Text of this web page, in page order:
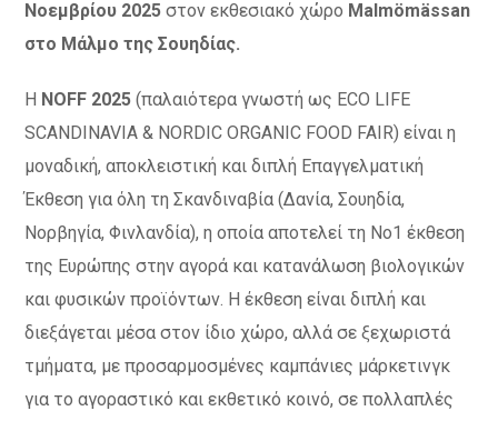
Νοεμβρίου 2025στον εκθεσιακό χώρο Malmömässan
στο Μάλμο της Σουηδίας.
Η NOFF 2025(παλαιότερα γνωστή ως ECO LIFE
SCANDINAVIA & NORDIC ORGANIC FOOD FAIR) είναι η
μοναδική, αποκλειστική και διπλή Επαγγελματική
Έκθεση για όλη τη Σκανδιναβία (Δανία, Σουηδία,
Νορβηγία, Φινλανδία), η οποία αποτελεί τη Νο1 έκθεση
της Ευρώπης στην αγορά και κατανάλωση βιολογικών
και φυσικών προϊόντων. Η έκθεση είναι διπλή και
διεξάγεται μέσα στον ίδιο χώρο, αλλά σε ξεχωριστά
τμήματα, με προσαρμοσμένες καμπάνιες μάρκετινγκ
για το αγοραστικό και εκθετικό κοινό, σε πολλαπλές